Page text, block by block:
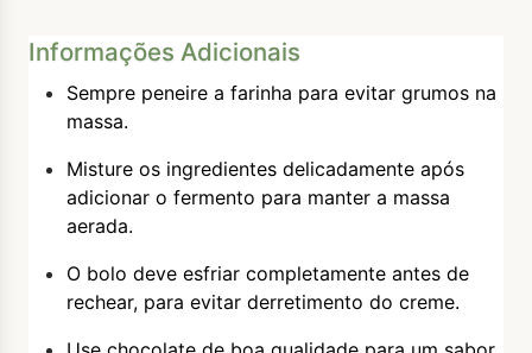
Informações Adicionais
Sempre peneire a farinha para evitar grumos na
massa.
Misture os ingredientes delicadamente após
adicionar o fermento para manter a massa
aerada.
O bolo deve esfriar completamente antes de
rechear, para evitar derretimento do creme.